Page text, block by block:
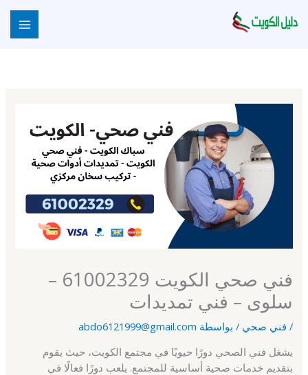
إلى
فني صحي الكويت 61002329 –
سلوى – فني تمديدات
/ فني صحي / بواسطة abdo6121999@gmail.com
يشغل فني الصحي دورًا حيويًا في مجتمع الكويت، حيث يقوم
بتقديم خدمات صحية أساسية للمجتمع. يلعب دورًا فعالًا في